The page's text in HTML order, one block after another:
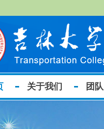
关于我们 团